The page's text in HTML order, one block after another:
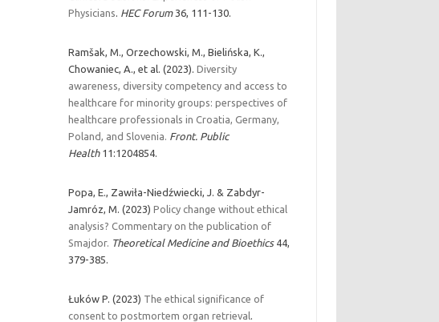
Physicians. HEC Forum36, 111-130.
Ramšak, M., Orzechowski, M., Bielińska, K.,
Chowaniec, A., et al. (2023).Diversity
awareness, diversity competency and access to
healthcare for minority groups: perspectives of
healthcare professionals in Croatia, Germany,
Poland, and Slovenia. Front. Public
Health11:1204854.
Popa, E., Zawiła-Niedźwiecki, J. & Zabdyr-
Jamróz, M. (2023)Policy change without ethical
analysis? Commentary on the publication of
Smajdor. Theoretical Medicine and Bioethics44,
379-385.
Łuków P. (2023) The ethical significance of
consent to postmortem organ retrieval.